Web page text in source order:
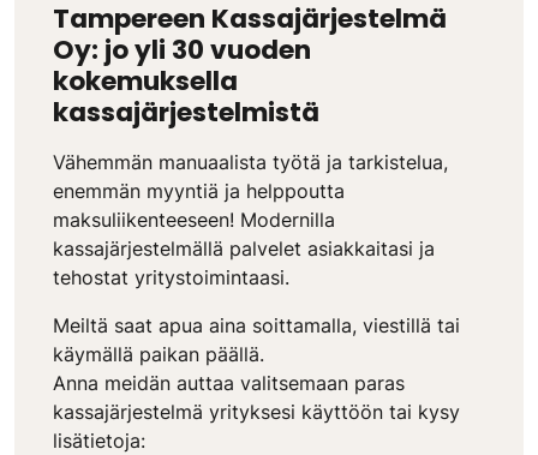
Tampereen Kassajärjestelmä
Oy: jo yli 30 vuoden
kokemuksella
kassajärjestelmistä
Vähemmän manuaalista työtä ja tarkistelua,
enemmän myyntiä ja helppoutta
maksuliikenteeseen! Modernilla
kassajärjestelmällä palvelet asiakkaitasi ja
tehostat yritystoimintaasi.
Meiltä saat apua aina soittamalla, viestillä tai
käymällä paikan päällä.
Anna meidän auttaa valitsemaan paras
kassajärjestelmä yrityksesi käyttöön tai kysy
lisätietoja: